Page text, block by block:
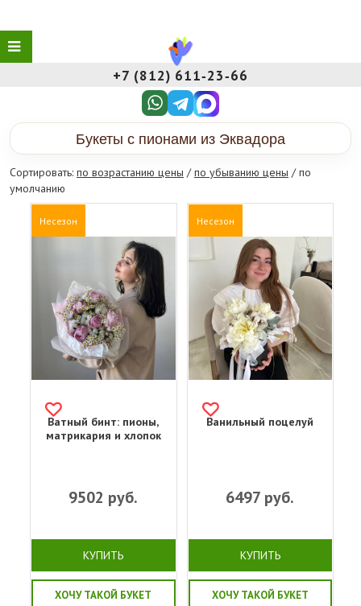
+7 (812) 611‑23‑66
Букеты с пионами из Эквадора
Сортировать: по возрастанию цены /по убыванию цены / по
умолчанию
Несезон
Ватный бинт: пионы,
матрикария и хлопок
9502 руб.
КУПИТЬ
ХОЧУ ТАКОЙ БУКЕТ
Несезон
Ванильный поцелуй
6497 руб.
КУПИТЬ
ХОЧУ ТАКОЙ БУКЕТ